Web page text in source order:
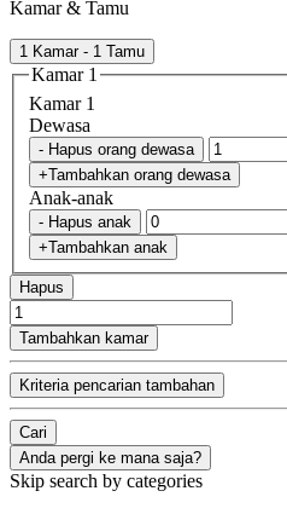
Kamar & Tamu
1 Kamar - 1 Tamu
Kamar 1
Kamar 1
Dewasa
- Hapus orang dewasa
+Tambahkan orang dewasa
Anak-anak
- Hapus anak
+Tambahkan anak
Hapus
Tambahkan kamar
Kriteria pencarian tambahan
Cari
Anda pergi ke mana saja?
Skip search by categories